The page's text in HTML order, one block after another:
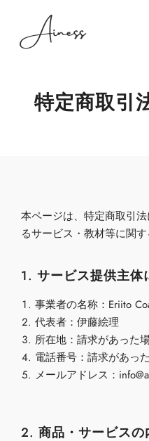
特定商取引
本ページは、特定商取引
るサービス・教材等に関す
1. サービス提供主体
事業者の名称：Eriito
代表者：伊藤絵理
所在地：請求があった
電話番号：請求があっ
メールアドレス：
2. 商品・サービスの